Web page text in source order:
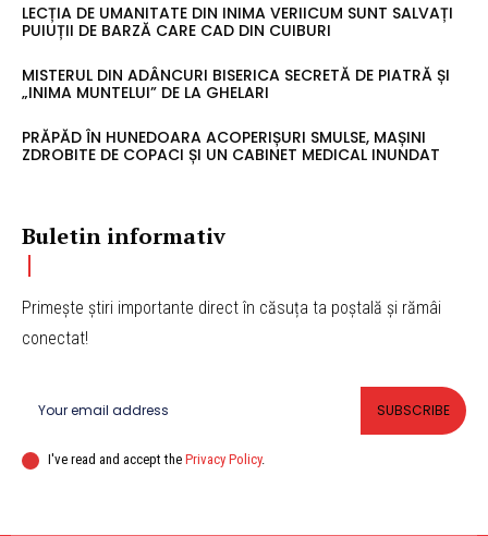
LECȚIA DE UMANITATE DIN INIMA VERIICUM SUNT SALVAȚI
PUIUȚII DE BARZĂ CARE CAD DIN CUIBURI
MISTERUL DIN ADÂNCURI BISERICA SECRETĂ DE PIATRĂ ȘI
„INIMA MUNTELUI” DE LA GHELARI
PRĂPĂD ÎN HUNEDOARA ACOPERIȘURI SMULSE, MAȘINI
ZDROBITE DE COPACI ȘI UN CABINET MEDICAL INUNDAT
Buletin informativ
Primește știri importante direct în căsuța ta poștală și rămâi
conectat!
SUBSCRIBE
I've read and accept the Privacy Policy.